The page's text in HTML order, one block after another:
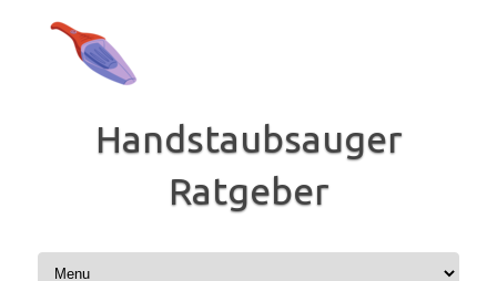
Inhalt
springen
Handstaubsauger
Ratgeber